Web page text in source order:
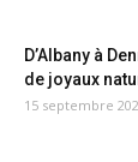
D’Albany à
de joyaux
15 septembre